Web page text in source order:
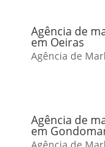
Agência de
em Oeiras
Agência de
Agência de
em